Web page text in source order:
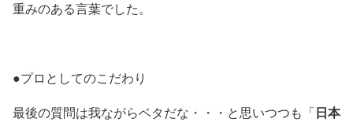
重みのある言葉でした。
●プロとしてのこだわり
最後の質問は我ながらベタだな・・・と思いつつも「日本